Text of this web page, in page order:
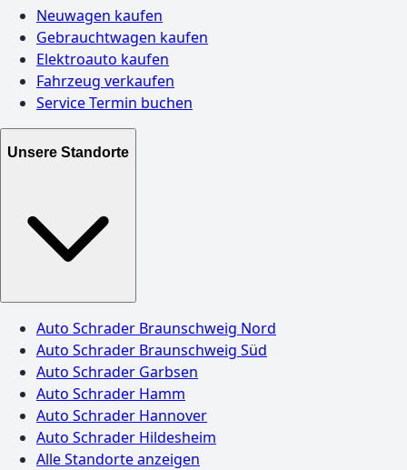
Neuwagen kaufen
Gebrauchtwagen kaufen
Elektroauto kaufen
Fahrzeug verkaufen
Service Termin buchen
Unsere Standorte
Auto Schrader Braunschweig Nord
Auto Schrader Braunschweig Süd
Auto Schrader Garbsen
Auto Schrader Hamm
Auto Schrader Hannover
Auto Schrader Hildesheim
Alle Standorte anzeigen